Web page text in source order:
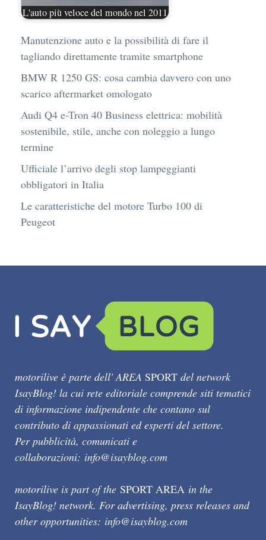
L'auto più veloce del mondo nel 2011
Manutenzione auto e la possibilità di fare il
tagliando direttamente tramite smartphone
BMW R 1250 GS: cosa cambia davvero con uno
scarico aftermarket omologato
Audi Q4 e-Tron 40 Business elettrica: mobilità
sostenibile, stile, anche con noleggio a lungo
termine
Ufficiale l’arrivo degli stop lampeggianti
obbligatori in Italia
Le caratteristiche del motore Turbo 100 di
Peugeot
motorilive è parte dell' AREA SPORT del network
IsayBlog! la cui rete editoriale comprende siti tematici
di informazione indipendente che contano sul
contributo di appassionati ed esperti del settore.
Per pubblicità, comunicati e
collaborazioni: info@isayblog.com
motorilive is part of the SPORT AREA in the
IsayBlog! network. For advertising, press releases and
other opportunities: info@isayblog.com